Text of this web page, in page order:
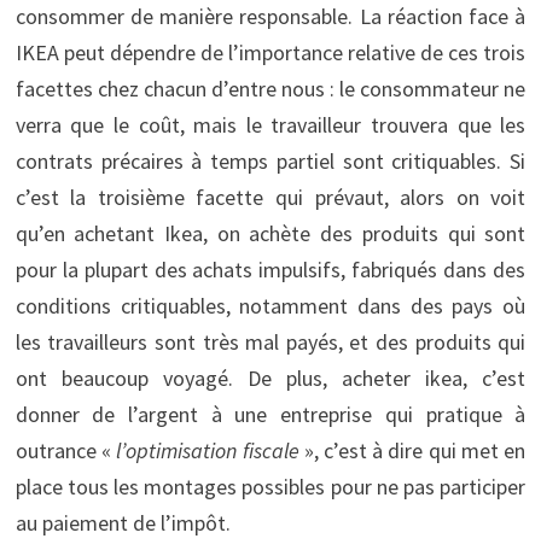
consommer de manière responsable. La réaction face à
IKEA peut dépendre de l’importance relative de ces trois
facettes chez chacun d’entre nous : le consommateur ne
verra que le coût, mais le travailleur trouvera que les
contrats précaires à temps partiel sont critiquables. Si
c’est la troisième facette qui prévaut, alors on voit
qu’en achetant Ikea, on achète des produits qui sont
pour la plupart des achats impulsifs, fabriqués dans des
conditions critiquables, notamment dans des pays où
les travailleurs sont très mal payés, et des produits qui
ont beaucoup voyagé. De plus, acheter ikea, c’est
donner de l’argent à une entreprise qui pratique à
outrance «l’optimisation fiscale », c’est à dire qui met en
place tous les montages possibles pour ne pas participer
au paiement de l’impôt.